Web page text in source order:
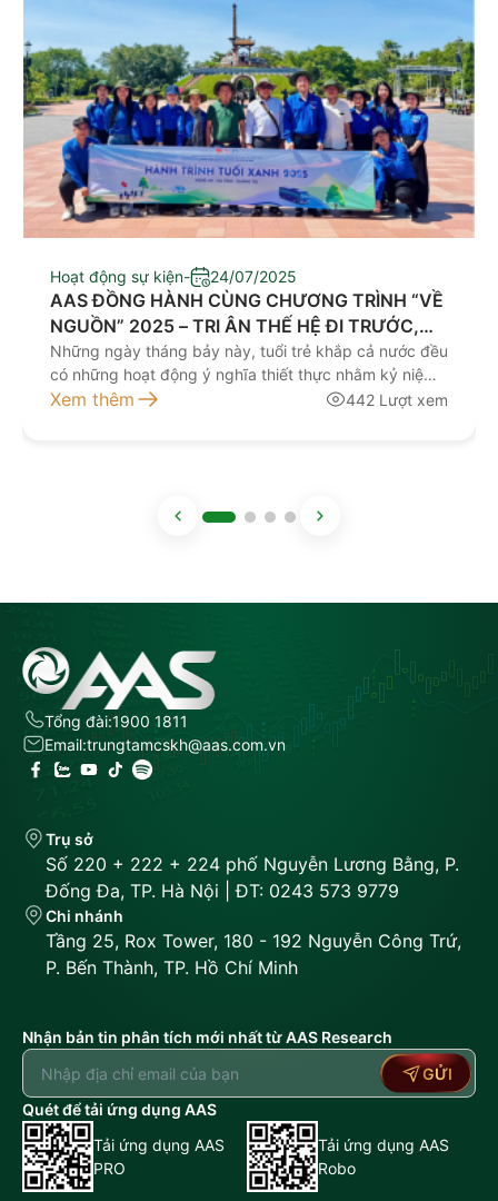
Hoạt động sự kiện- 24/07/2025
AAS ĐỒNG HÀNH CÙNG CHƯƠNG TRÌNH “VỀ
NGUỒN” 2025 – TRI ÂN THẾ HỆ ĐI TRƯỚC,
TIẾP BƯỚC KHÁT VỌNG TƯƠNG LAI.
Những ngày tháng bảy này, tuổi trẻ khắp cả nước đều
có những hoạt động ý nghĩa thiết thực nhằm kỷ niệm
kỷ niệm 78 năm Ngày Thương binh - Liệt sĩ
Xem thêm 442 Lượt xem
Tổng đài:1900 1811
Email:trungtamcskh@aas.com.vn
Trụ sở
Số 220 + 222 + 224 phố Nguyễn Lương Bằng, P.
Đống Đa, TP. Hà Nội | ĐT: 0243 573 9779
Chi nhánh
Tầng 25, Rox Tower, 180 - 192 Nguyễn Công Trứ,
P. Bến Thành, TP. Hồ Chí Minh
Nhận bản tin phân tích mới nhất từ AAS Research
GỬI
Quét để tải ứng dụng AAS
Tải ứng dụng AAS
PRO
Tải ứng dụng AAS
Robo